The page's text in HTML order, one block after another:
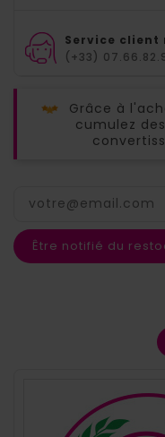
Service
(+33)
Grâce à
cumulez des
Être notifié du